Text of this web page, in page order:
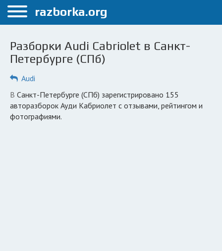
Меню
Санкт-Петербург
Автосервисы
Разборки Audi Cabriolet в Санкт-
Петербурге (СПб)
Audi
в Санкт-Петербурге (СПб) зарегистрировано 155
авторазборок Ауди Кабриолет с отзывами, рейтингом и
фотографиями.
razborka.org